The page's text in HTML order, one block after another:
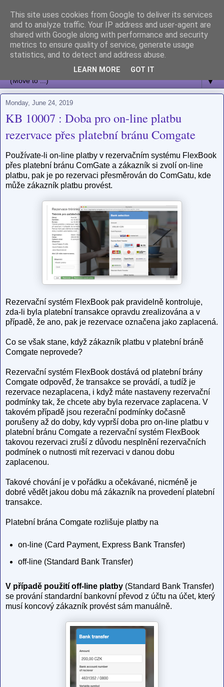
▼
Monday, June 24, 2019
KB 10007 : Doba pro on-line platbu
rezervace přes platební bránu Comgate
Používate-li on-line platby v rezervačním systému FlexBook
přes platební bránu ComGate a zákazník si zvolí on-line
platbu, pak je po rezervaci přesměrován do ComGatu, kde
může zákazník platbu provést.
Rezervační systém FlexBook pak pravidelně kontroluje,
zda-li byla platební transakce opravdu zrealizována a v
případě, že ano, pak je rezervace označena jako zaplacená.
Co se však stane, když zákazník platbu v platební bráně
Comgate neprovede?
Rezervační systém FlexBook dostává od platební brány
Comgate odpověď, že transakce se provádí, a tudíž je
rezervace nezaplacena, i když máte nastaveny rezervační
podmínky tak, že chcete aby byla rezervace zaplacena. V
takovém případě jsou rezerační podmínky dočasně
porušeny až do doby, kdy vyprší doba pro on-line platbu v
platební bránu Comgate a rezervační systém FlexBook
takovou rezervaci zruší z důvodu nesplnění rezervačních
podmínek o nutnosti mít rezervaci v danou dobu
zaplacenou.
Takové chování je v pořádku a očekávané, nicméně je
dobré vědět jakou dobu má zákazník na provedení platební
transakce.
Platební brána Comgate rozlišuje platby na
on-line (Card Payment, Express Bank Transfer)
off-line (Standard Bank Transfer)
V případě použití off-line platby (Standard Bank Transfer)
se prování standardní bankovní převod z účtu na účet, který
musí koncový zákazník provést sám manuálně.
This site uses cookies from Google to deliver its services
and to analyze traffic. Your IP address and user-agent are
shared with Google along with performance and security
metrics to ensure quality of service, generate usage
statistics, and to detect and address abuse.
LEARN MORE GOT IT